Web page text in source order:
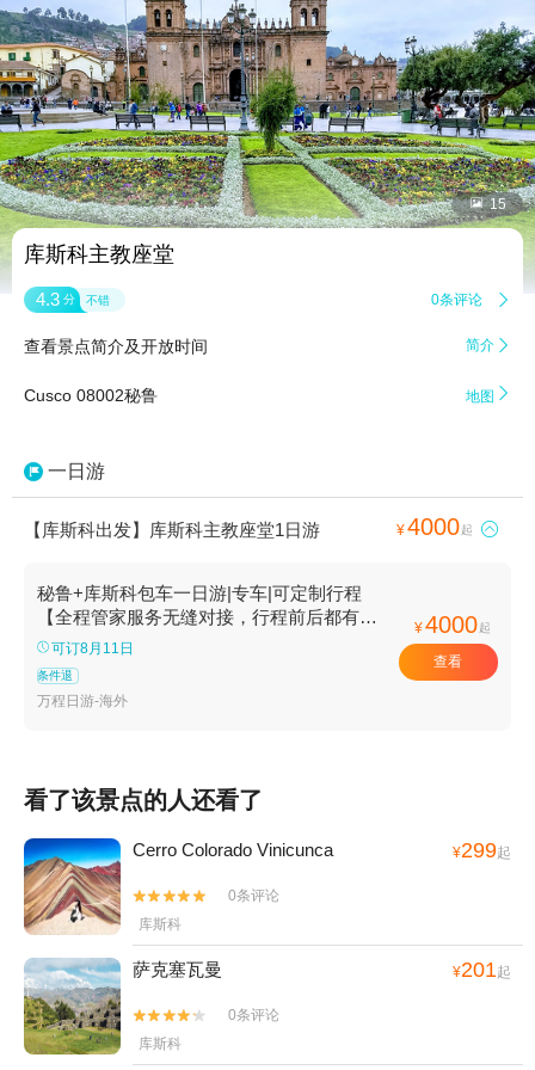
 15
库斯科主教座堂
4.3 分 不错 0条评论 
查看景点简介及开放时间 简介 
Cusco 08002秘鲁 地图 
一日游
【库斯科出发】库斯科主教座堂1日游 ¥4000起 
秘鲁+库斯科包车一日游|专车|可定制行程
【全程管家服务无缝对接，行程前后都有保
障】
可订8月11日
条件退
万程日游-海外
¥4000起
查看
看了该景点的人还看了
Cerro Colorado Vinicunca ¥299起


0条评论
库斯科
萨克塞瓦曼 ¥201起


0条评论
库斯科
